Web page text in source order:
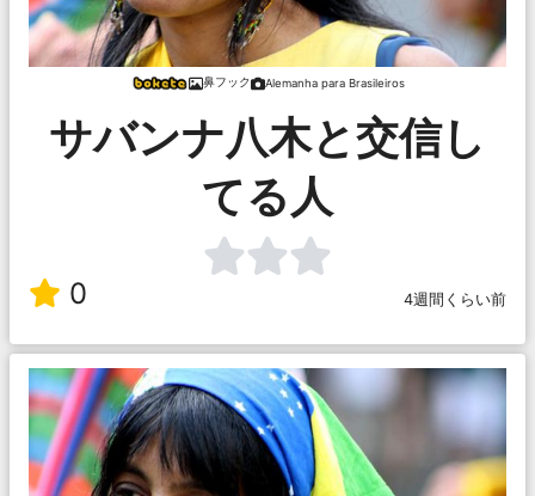
鼻フック Alemanha para Brasileiros
サバンナ八木と交信し
てる人
0 4週間くらい前